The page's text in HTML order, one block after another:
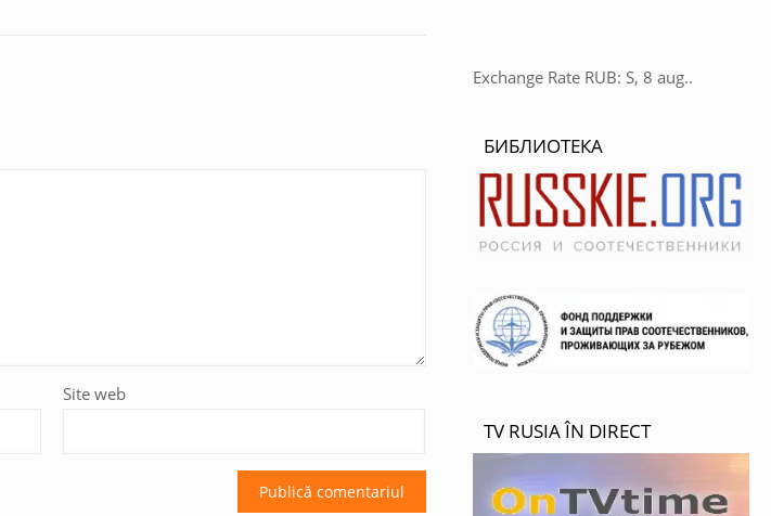
Site web
Exchange Rate RUB: S, 8 aug..
БИБЛИОТЕКА
TV RUSIA ÎN DIRECT